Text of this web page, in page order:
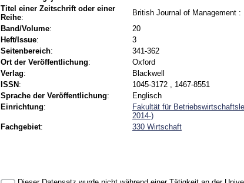
Titel einer Zeitschrift oder einer
Reihe:
British Journal of Management :
Band/Volume:
20
Heft/Issue:
3
Seitenbereich:
341-362
Ort der Veröffentlichung:
Oxford
Verlag:
Blackwell
ISSN :
1045-3172 , 1467-8551
Sprache der Veröffentlichung:
Englisch
Einrichtung:
Fakultät für
2014-)
Fachgebiet: 330 Wirtschaft